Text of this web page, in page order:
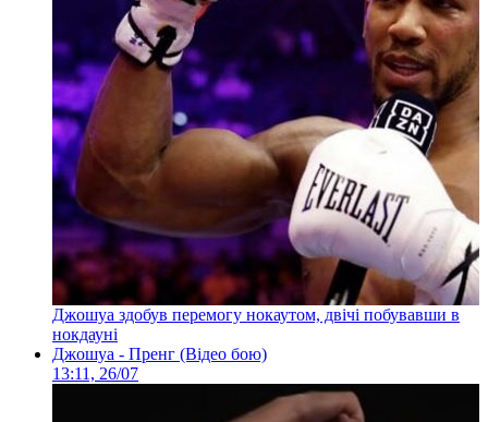
Джошуа здобув перемогу нокаутом, двічі побувавши в
нокдауні
Джошуа - Пренг (Відео бою)
13:11, 26/07